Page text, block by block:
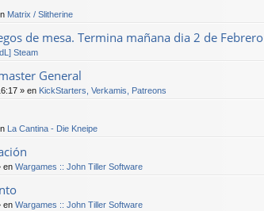
Matrix / Slitherine
de mesa. Termina mañana dia 2 de Febrero
Steam
General
» en KickStarters, Verkamis, Patreons
La Cantina - Die Kneipe
en Wargames :: John Tiller Software
en Wargames :: John Tiller Software